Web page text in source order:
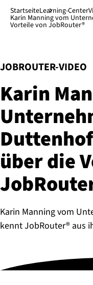
Direkt zum Hauptinhalt
StartseiteLearning-Center
Karin Manning vom
Vorteile von JobRouter®
JOBROUTER-VIDEO
:
Karin
über die
Karin Manning vom
kennt JobRouter® aus